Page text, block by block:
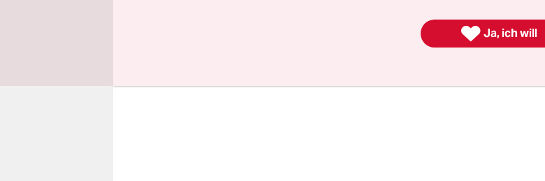
 Ja, ich will